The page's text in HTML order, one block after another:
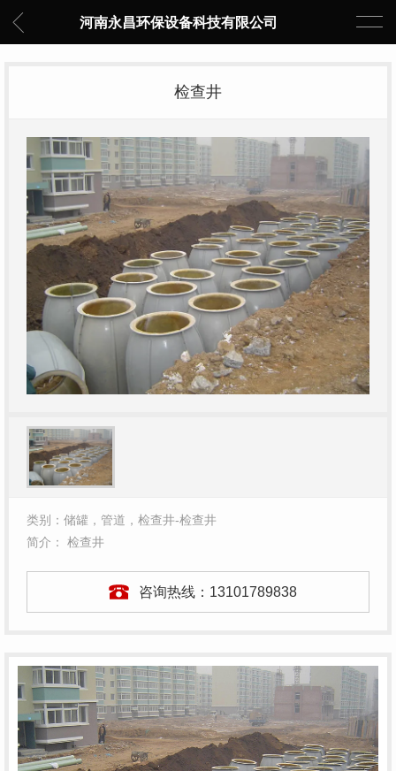
河南永昌环保设备科技有限公司
检查井
类别：储罐，管道，检查井-检查井
简介： 检查井
咨询热线： 13101789838